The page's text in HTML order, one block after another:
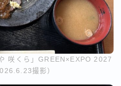
咲くら」GREEN×EXPO 2027
撮影）